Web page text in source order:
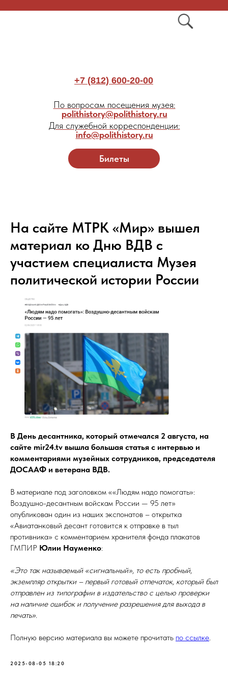
Билеты
+7 (812) 600-20-00
По вопросам посещения музея:
polithistory@polithistory.ru
Для служебной корреспонденции:
info@polithistory.ru
На сайте МТРК «Мир» вышел
материал ко Дню ВДВ с
участием специалиста Музея
политической истории России
В День десантника, который отмечался 2 августа, на
сайте mir24.tv вышла большая статья с интервью и
комментариями музейных сотрудников, председателя
ДОСААФ и ветерана ВДВ.
В материале под заголовком ««Людям надо помогать»:
Воздушно-десантным войскам России — 95 лет»
опубликован один из наших экспонатов – открытка
«Авиатанковый десант готовится к отправке в тыл
противника» с комментарием хранителя фонда плакатов
ГМПИР Юлии Науменко:
«Это так называемый «сигнальный», то есть пробный,
экземпляр открытки – первый готовый отпечаток, который был
отправлен из типографии в издательство с целью проверки
на наличие ошибок и получение разрешения для выхода в
печать».
Полную версию материала вы можете прочитать по ссылке
2025-08-05 18:20